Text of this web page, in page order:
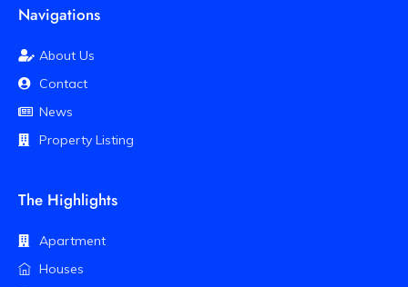
Navigations
About Us
Contact
News
Property Listing
The Highlights
Apartment
Houses